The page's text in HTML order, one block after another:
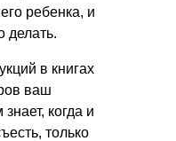
ребенка, и
делать.
в книгах
ваш
когда и
только